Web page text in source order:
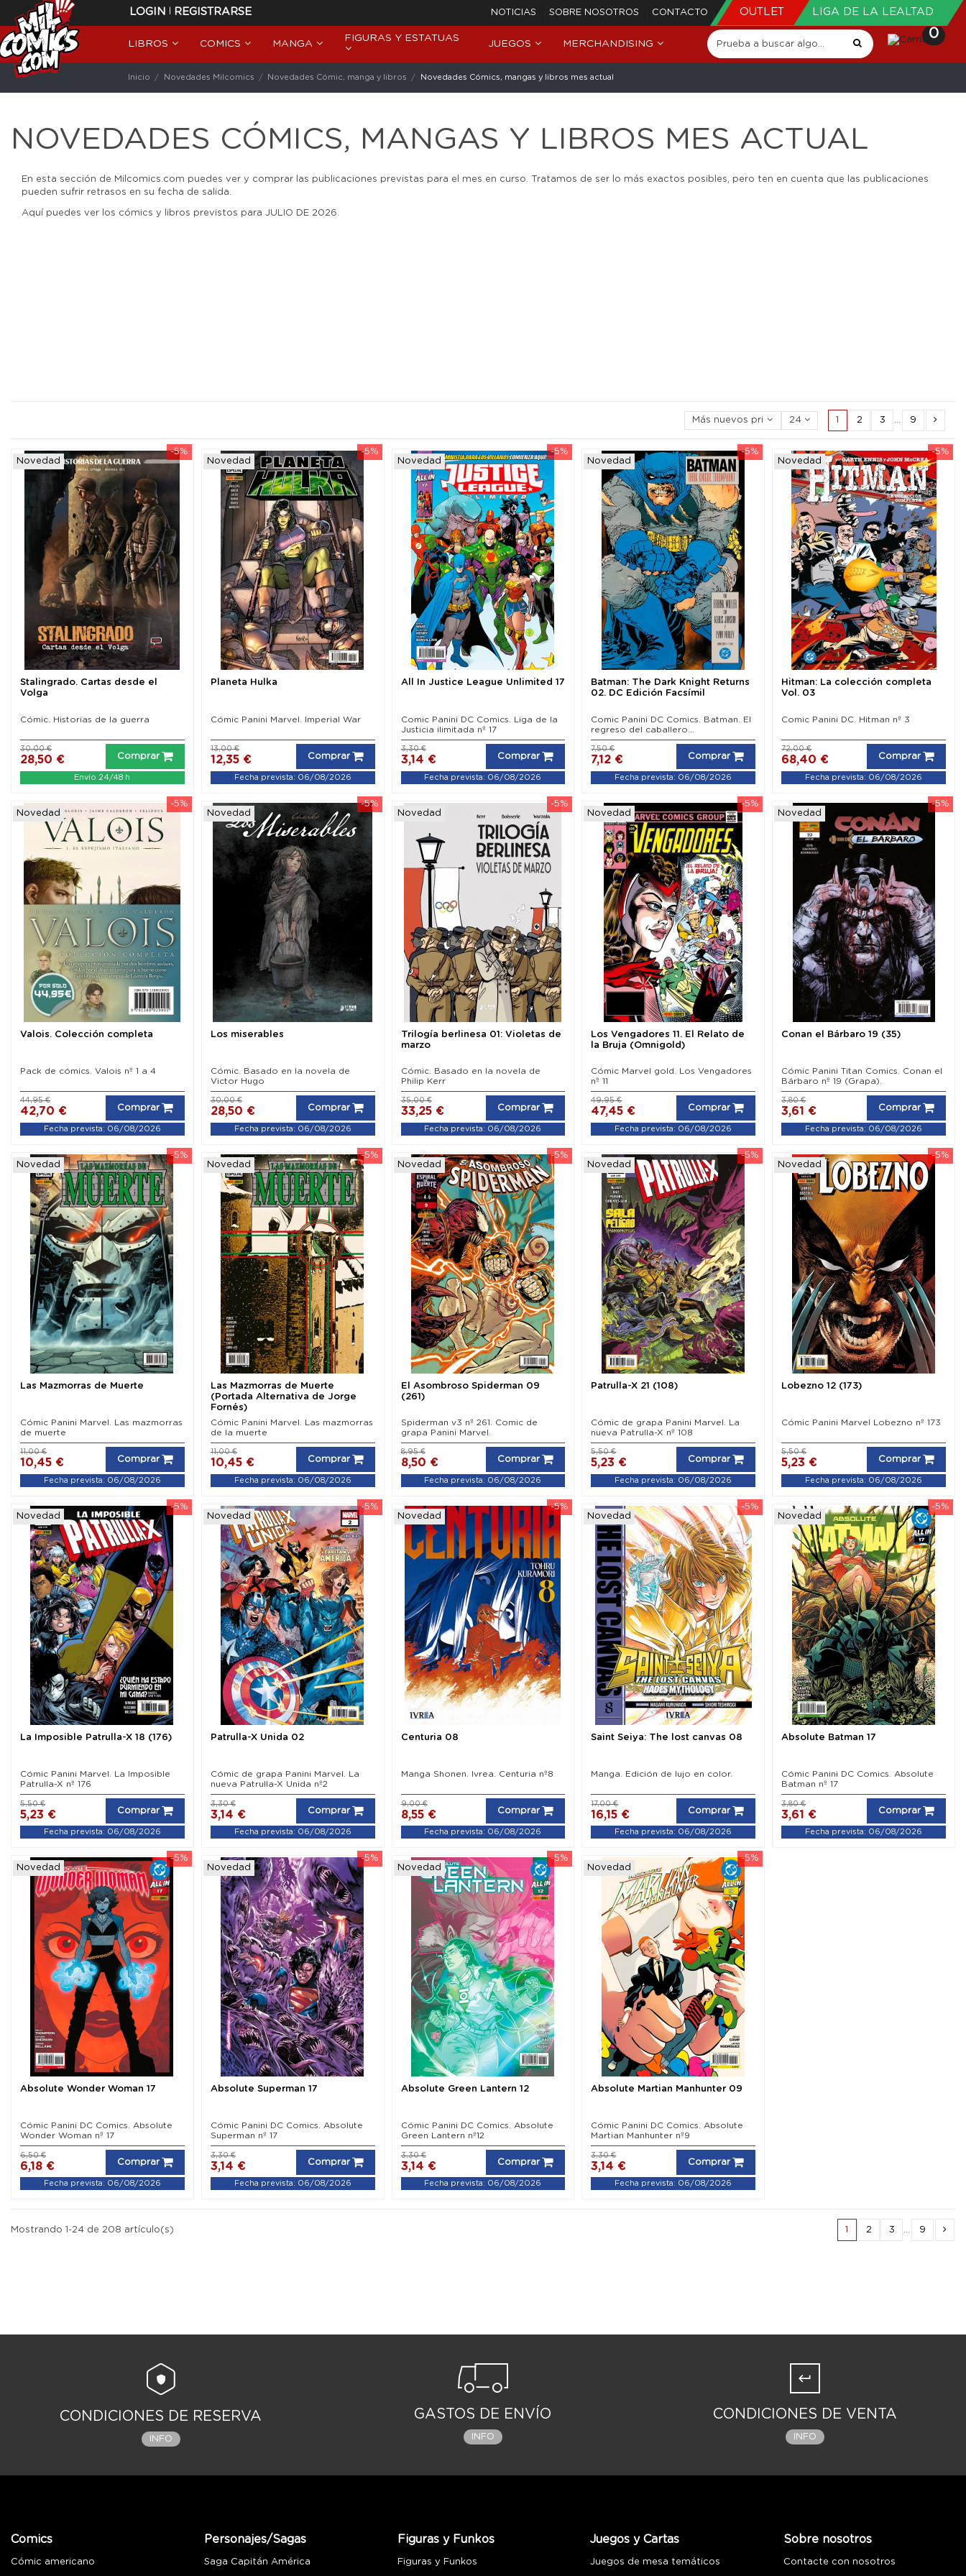
LOGIN | REGISTRARSE NOTICIAS SOBRE NOSOTROS CONTACTO OUTLET LIGA DE LA LEALTAD
LIBROS COMICS MANGA
FIGURAS Y ESTATUAS
JUEGOS MERCHANDISING
0
Inicio Novedades Milcomics Novedades Cómic, manga y libros Novedades Cómics, mangas y libros mes actual
NOVEDADES CÓMICS, MANGAS Y LIBROS MES ACTUAL
En esta sección de Milcomics.com puedes ver y comprar las publicaciones previstas para el mes en curso. Tratamos de ser lo más exactos posibles, pero ten en cuenta que las publicaciones
pueden sufrir retrasos en su fecha de salida.
Aquí puedes ver los cómics y libros previstos para JULIO DE 2026.
Más nuevos primero 24 1 2 3 … 9
-5%
Novedad
Stalingrado. Cartas desde el
Volga
Cómic. Historias de la guerra
28,50 €
30,00 €
Comprar
Envío 24/48 h
-5%
Novedad
Planeta Hulka
Cómic Panini Marvel. Imperial War
12,35 €
13,00 €
Comprar
Fecha prevista: 06/08/2026
-5%
Novedad
All In Justice League Unlimited 17
Comic Panini DC Comics. Liga de la
Justicia ilimitada nº 17
3,14 €
3,30 €
Comprar
Fecha prevista: 06/08/2026
-5%
Novedad
Batman: The Dark Knight Returns
02. DC Edición Facsímil
Comic Panini DC Comics. Batman. El
regreso del caballero...
7,12 €
7,50 €
Comprar
Fecha prevista: 06/08/2026
-5%
Novedad
Hitman: La colección completa
Vol. 03
Comic Panini DC. Hitman nº 3
68,40 €
72,00 €
Comprar
Fecha prevista: 06/08/2026
-5%
Novedad
Valois. Colección completa
Pack de cómics. Valois nº 1 a 4
42,70 €
44,95 €
Comprar
Fecha prevista: 06/08/2026
-5%
Novedad
Los miserables
Cómic. Basado en la novela de
Victor Hugo
28,50 €
30,00 €
Comprar
Fecha prevista: 06/08/2026
-5%
Novedad
Trilogía berlinesa 01: Violetas de
marzo
Cómic. Basado en la novela de
Philip Kerr
33,25 €
35,00 €
Comprar
Fecha prevista: 06/08/2026
-5%
Novedad
Los Vengadores 11. El Relato de
la Bruja (Omnigold)
Cómic Marvel gold. Los Vengadores
nº 11
47,45 €
49,95 €
Comprar
Fecha prevista: 06/08/2026
-5%
Novedad
Conan el Bárbaro 19 (35)
Cómic Panini Titan Comics. Conan el
Bárbaro nº 19 (Grapa).
3,61 €
3,80 €
Comprar
Fecha prevista: 06/08/2026
-5%
Novedad
Las Mazmorras de Muerte
Cómic Panini Marvel. Las mazmorras
de muerte
10,45 €
11,00 €
Comprar
Fecha prevista: 06/08/2026
-5%
Novedad
Las Mazmorras de Muerte
(Portada Alternativa de Jorge
Fornés)
Cómic Panini Marvel. Las mazmorras
de la muerte
10,45 €
11,00 €
Comprar
Fecha prevista: 06/08/2026
-5%
Novedad
El Asombroso Spiderman 09
(261)
Spiderman v3 nº 261. Comic de
grapa Panini Marvel.
8,50 €
8,95 €
Comprar
Fecha prevista: 06/08/2026
-5%
Novedad
Patrulla-X 21 (108)
Cómic de grapa Panini Marvel. La
nueva Patrulla-X nº 108
5,23 €
5,50 €
Comprar
Fecha prevista: 06/08/2026
-5%
Novedad
Lobezno 12 (173)
Cómic Panini Marvel Lobezno nº 173
5,23 €
5,50 €
Comprar
Fecha prevista: 06/08/2026
-5%
Novedad
La Imposible Patrulla-X 18 (176)
Cómic Panini Marvel. La Imposible
Patrulla-X nº 176
5,23 €
5,50 €
Comprar
Fecha prevista: 06/08/2026
-5%
Novedad
Patrulla-X Unida 02
Cómic de grapa Panini Marvel. La
nueva Patrulla-X Unida nº2
3,14 €
3,30 €
Comprar
Fecha prevista: 06/08/2026
-5%
Novedad
Centuria 08
Manga Shonen. Ivrea. Centuria nº8
8,55 €
9,00 €
Comprar
Fecha prevista: 06/08/2026
-5%
Novedad
Saint Seiya: The lost canvas 08
Manga. Edición de lujo en color.
16,15 €
17,00 €
Comprar
Fecha prevista: 06/08/2026
-5%
Novedad
Absolute Batman 17
Cómic Panini DC Comics. Absolute
Batman nº 17
3,61 €
3,80 €
Comprar
Fecha prevista: 06/08/2026
-5%
Novedad
Absolute Wonder Woman 17
Cómic Panini DC Comics. Absolute
Wonder Woman nº 17
6,18 €
6,50 €
Comprar
Fecha prevista: 06/08/2026
-5%
Novedad
Absolute Superman 17
Cómic Panini DC Comics. Absolute
Superman nº 17
3,14 €
3,30 €
Comprar
Fecha prevista: 06/08/2026
-5%
Novedad
Absolute Green Lantern 12
Cómic Panini DC Comics. Absolute
Green Lantern nº12
3,14 €
3,30 €
Comprar
Fecha prevista: 06/08/2026
-5%
Novedad
Absolute Martian Manhunter 09
Cómic Panini DC Comics. Absolute
Martian Manhunter nº9
3,14 €
3,30 €
Comprar
Fecha prevista: 06/08/2026
Mostrando 1-24 de 208 artículo(s) 1 2 3 9
CONDICIONES DE RESERVA
INFO
GASTOS DE ENVÍO
INFO
CONDICIONES DE VENTA
INFO
Comics
Cómic americano
Personajes/Sagas
Saga Capitán América
Figuras y Funkos
Figuras y Funkos
Juegos y Cartas
Juegos de mesa temáticos
Sobre nosotros
Contacte con nosotros